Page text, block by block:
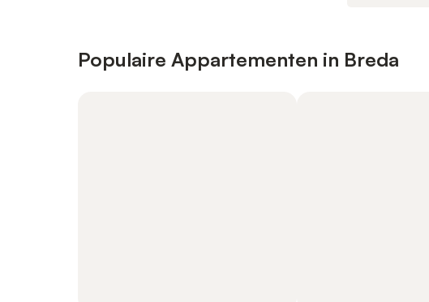
Populaire Appartementen in Breda